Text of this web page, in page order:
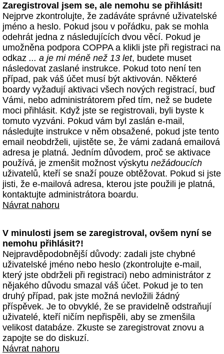
Zaregistroval jsem se, ale nemohu se přihlásit!
Nejprve zkontrolujte, že zadáváte správné uživatelské
jméno a heslo. Pokud jsou v pořádku, pak se mohla
odehrát jedna z následujících dvou věcí. Pokud je
umožněna podpora COPPA a klikli jste při registraci na
odkaz ... a je mi méně než 13 let, budete muset
následovat zaslané instrukce. Pokud toto není ten
případ, pak váš účet musí být aktivován. Některé
boardy vyžadují aktivaci všech nových registrací, buď
Vámi, nebo administrátorem před tím, než se budete
moci přihlásit. Když jste se registrovali, byli byste k
tomuto vyzváni. Pokud vám byl zaslán e-mail,
následujte instrukce v něm obsažené, pokud jste tento
email neobdrželi, ujistěte se, že vámi zadaná emailová
adresa je platná. Jedním důvodem, proč se aktivace
používá, je zmenšit možnost výskytu nežádoucích
uživatelů, kteří se snaží pouze obtěžovat. Pokud si jste
jisti, že e-mailová adresa, kterou jste použili je platná,
kontaktujte administrátora boardu.
Návrat nahoru
V minulosti jsem se zaregistroval, ovšem nyní se
nemohu přihlásit?!
Nejpravděpodobnější důvody: zadali jste chybné
uživatelské jméno nebo heslo (zkontrolujte e-mail,
který jste obdrželi při registraci) nebo administrátor z
nějakého důvodu smazal váš účet. Pokud je to ten
druhý případ, pak jste možná nevložili žádný
příspěvek. Je to obvyklé, že se pravidelně odstraňují
uživatelé, kteří ničím nepřispěli, aby se zmenšila
velikost databáze. Zkuste se zaregistrovat znovu a
zapojte se do diskuzí.
Návrat nahoru